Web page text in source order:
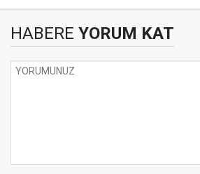
HABERE YORUM KAT